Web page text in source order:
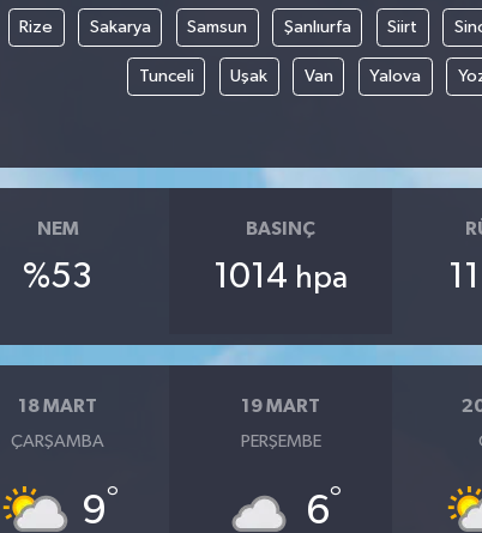
Rize Sakarya Samsun Şanlıurfa Siirt
Tunceli Uşak Van Yalova
NEM
%53
BASINÇ
1014 hpa 11
18 MART
ÇARŞAMBA
9°
19 MART
PERŞEMBE
6°